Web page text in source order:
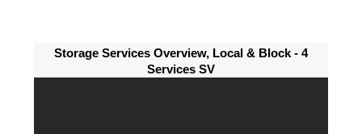
4 - Storage Services Overview, Local & Block
Services SV